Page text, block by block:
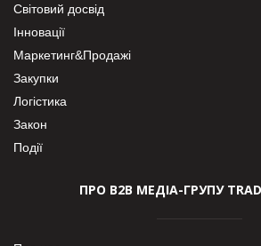
Світовий досвід
Інновації
Маркетинг&Продажі
Закупки
Логістика
Закон
Події
ПРО В2В МЕДІА-ГРУПУ